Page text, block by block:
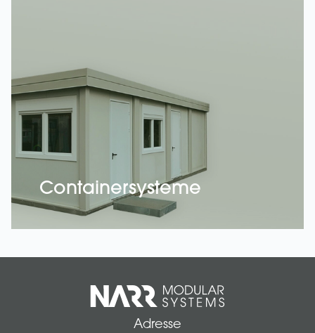
Containersysteme
Adresse